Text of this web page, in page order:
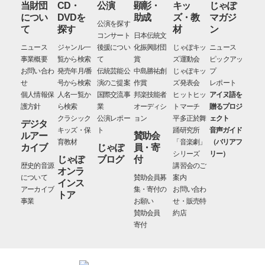
当財団
につい
て
ニュース
事業概要
お問い合わ
せ
個人情報保
護方針
デジタ
ルアー
カイブ
歴史的音源
について
アーカイブ
事業
CD・
DVDを
探す
ジャンル一
覧から検索
発売年月/番
号から検索
人名一覧か
ら検索
クラシック
キッズ・保
育教材
じゃぽ
オンラ
インス
トア
公演
公演を探す
コンサート
後援につい
て
伝統芸能公
演のご提案
国際交流事
業
公演レポー
ト
じゃぽ
ブログ
顕彰・
助成
日本伝統文
化振興財団
賞
中島勝祐創
作賞
邦楽技能者
オーディシ
ョン
賛助会
員・寄
付
賛助会員募
集・寄付の
お願い
賛助会員
寄付
キッ
ズ・教
材
じゃぽキッ
ズ運動会
じゃぽキッ
ズ発表会
ヒットヒッ
トマーチ
平多正於舞
踊研究所
「音楽劇」
シリーズ
講習会のご
案内
お問い合わ
せ・販売特
約店
じゃぽ
マガジ
ン
ニュース
ピックアッ
プ
レポート
アイヌ語を
贈るプロジ
ェクト
音声ガイド
（バリアフ
リー）